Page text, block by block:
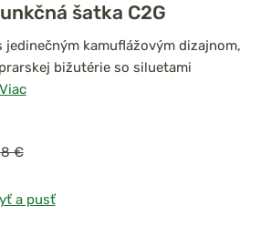
šatka C2G
kamuflážovým dizajnom,
bižutérie so siluetami
Viac
€
a pusť